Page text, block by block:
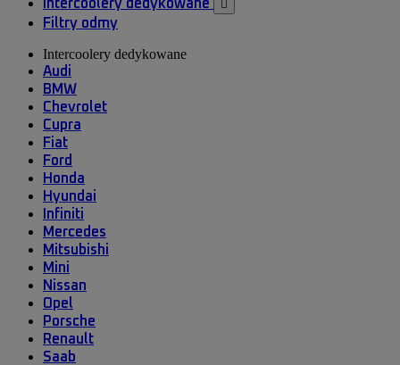
Intercoolery dedykowane 
Filtry odmy
Intercoolery dedykowane
Audi
BMW
Chevrolet
Cupra
Fiat
Ford
Honda
Hyundai
Infiniti
Mercedes
Mitsubishi
Mini
Nissan
Opel
Porsche
Renault
Saab